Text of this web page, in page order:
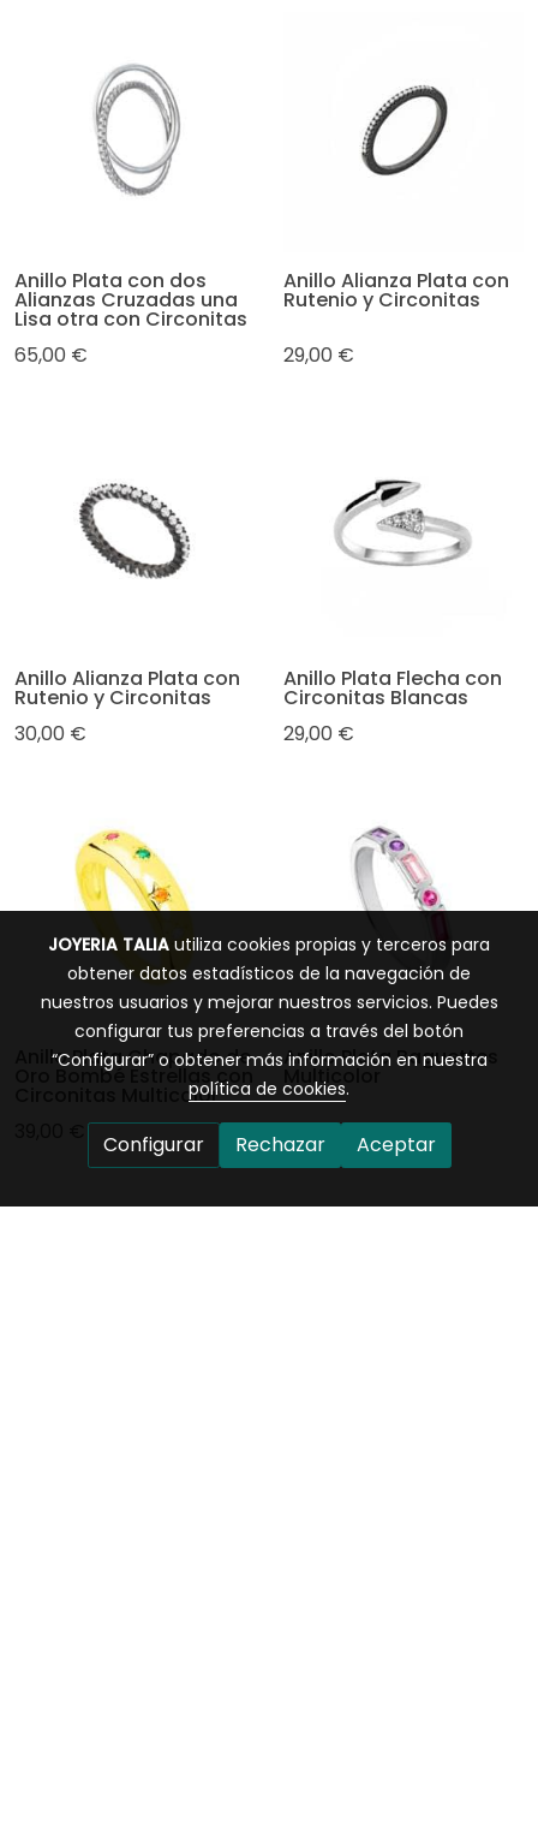
Anillo Plata con dos
Alianzas Cruzadas una
Lisa otra con Circonitas
65,00 €
Anillo Alianza Plata con
Rutenio y Circonitas
29,00 €
Anillo Alianza Plata con
Rutenio y Circonitas
30,00 €
Anillo Plata Flecha con
Circonitas Blancas
29,00 €
Anillo Plata Chapado de
Oro Bombé Estrellas con
Circonitas Multicolor
Anillo Plata Baguettes
Multicolor
25,00 €
JOYERIA TALIA utiliza cookies propias y terceros para
obtener datos estadísticos de la navegación de
nuestros usuarios y mejorar nuestros servicios. Puedes
configurar tus preferencias a través del botón
“Configurar” o obtener más información en nuestra
política de cookies.
Configurar Rechazar Aceptar